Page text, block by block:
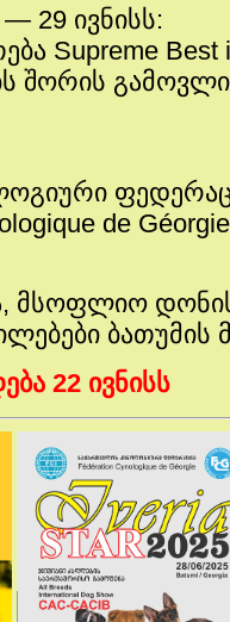
29 ივნისს:
Supreme Best
შორის
de
მსოფლიო
ბათუმის
22 ივნისს